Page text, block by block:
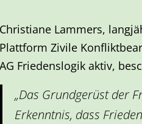
Christiane Lammers,
Plattform Zivile
AG Friedenslogik aktiv,
„Das Grundgerüst der
Erkenntnis, dass